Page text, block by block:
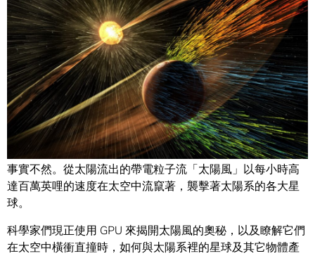
Share
多數人認為星球是固定不變的實心物體，穩坐在廣袤的太陽
系裡。
事實不然。從太陽流出的帶電粒子流「太陽風」以每小時高
達百萬英哩的速度在太空中流竄著，襲擊著太陽系的各大星
球。
科學家們現正使用 GPU 來揭開太陽風的奧秘，以及瞭解它們
在太空中橫衝直撞時，如何與太陽系裡的星球及其它物體產